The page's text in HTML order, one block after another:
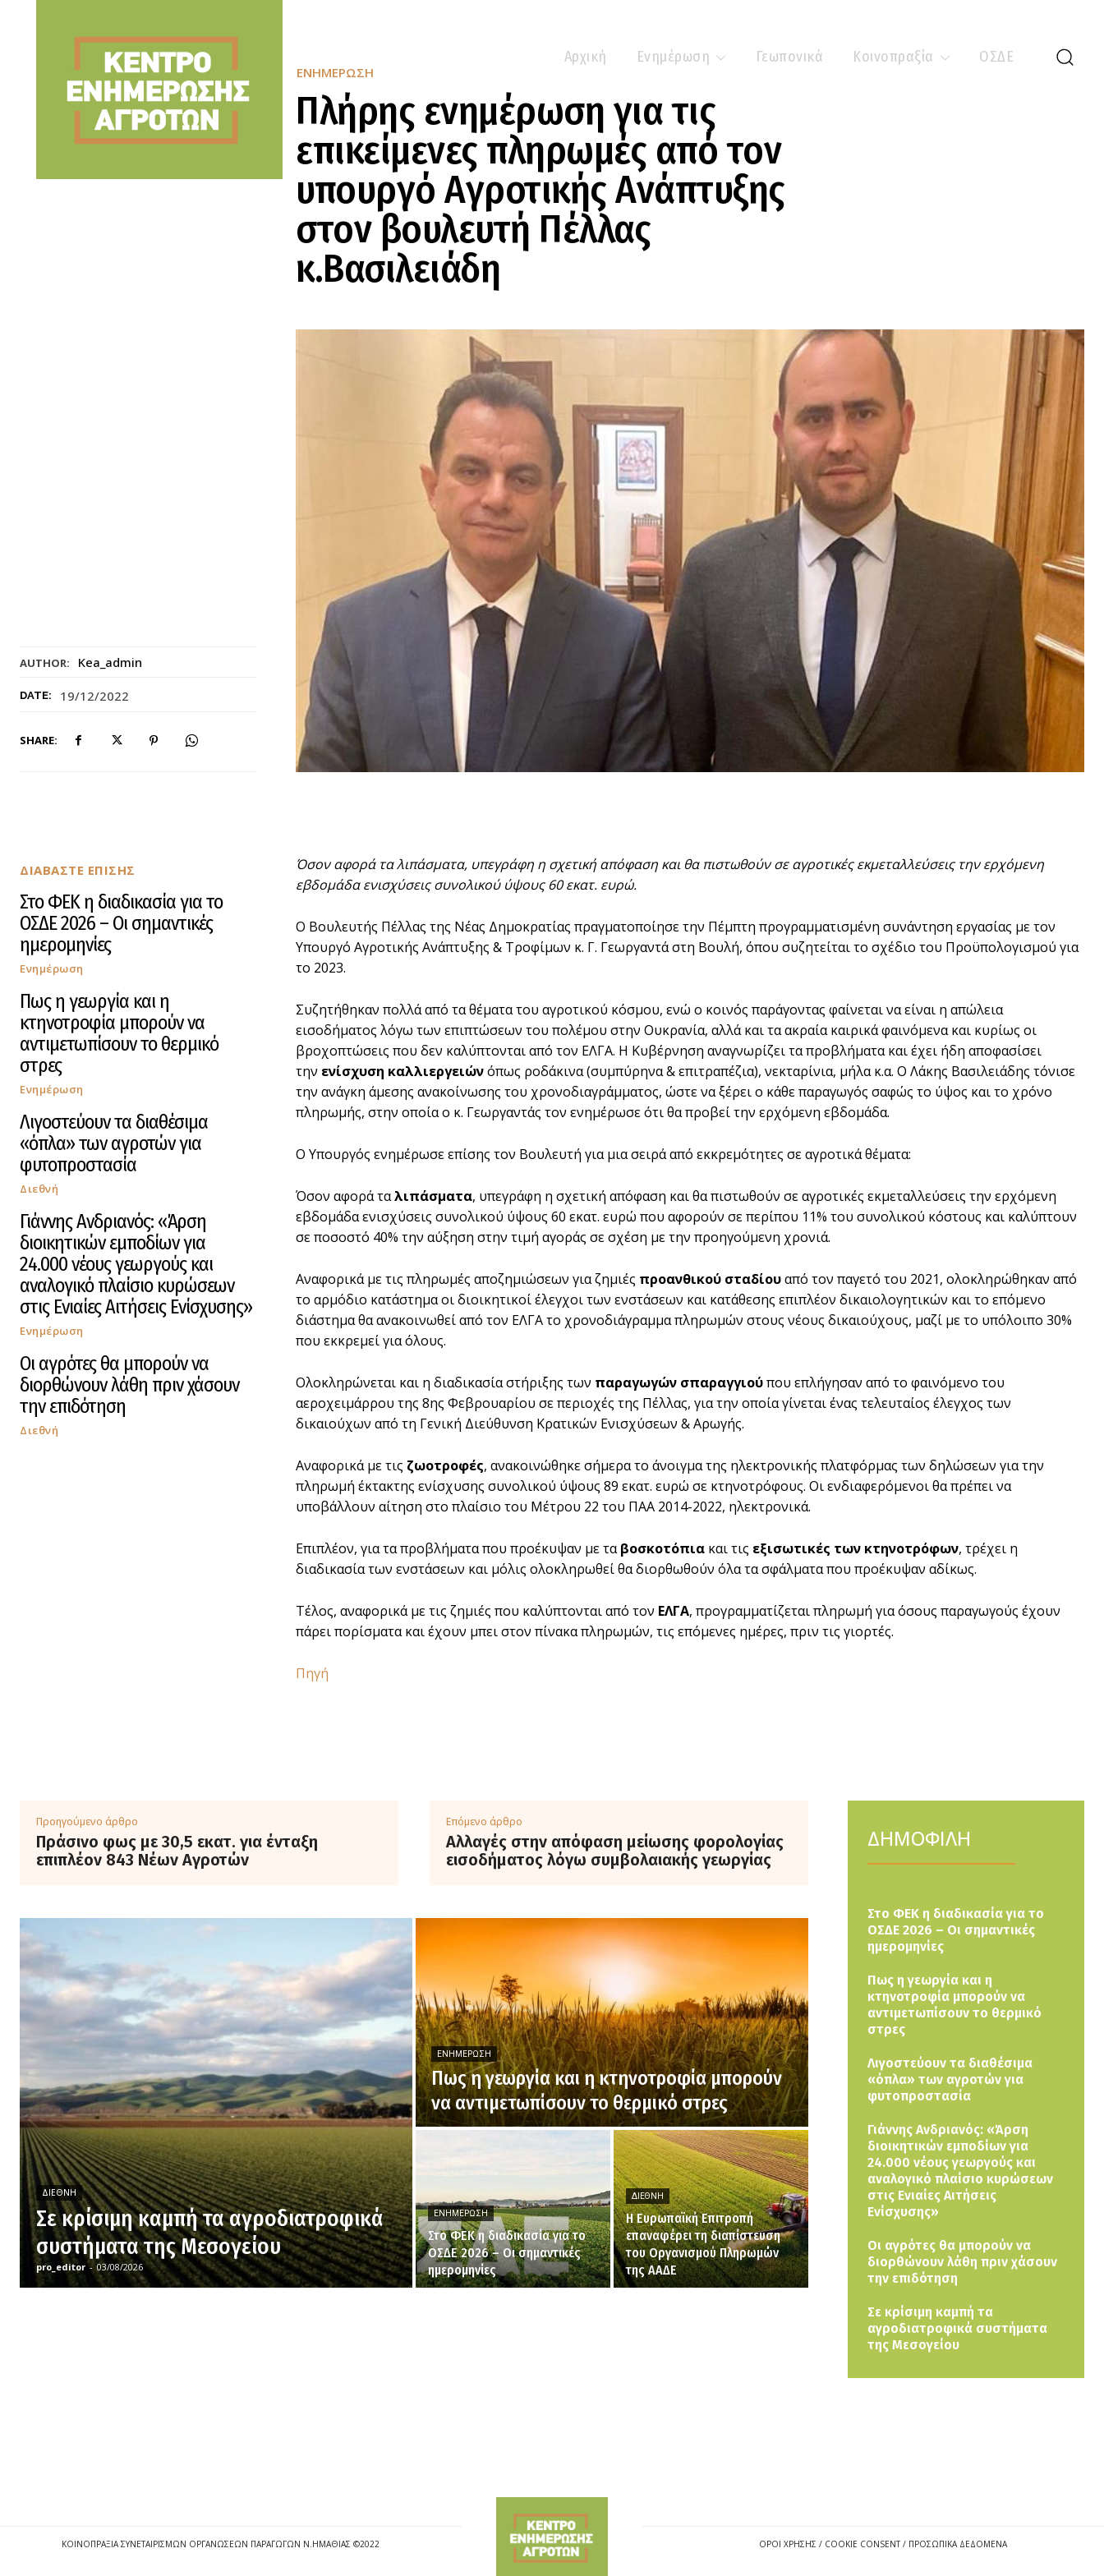
Αρχική Ενημέρωση Γεωπονικά Κοινοπραξία ΟΣΔΕ
AUTHOR: Kea_admin
DATE: 19/12/2022
SHARE:
ΕΝΗΜΈΡΩΣΗ
Πλήρης ενημέρωση για τις
επικείμενες πληρωμές από τον
υπουργό Αγροτικής Ανάπτυξης
στον βουλευτή Πέλλας
κ.Βασιλειάδη
ΔΙΑΒΑΣΤΕ ΕΠΙΣΗΣ
Στο ΦΕΚ η διαδικασία για το
ΟΣΔΕ 2026 – Οι σημαντικές
ημερομηνίες
Ενημέρωση
Πως η γεωργία και η
κτηνοτροφία μπορούν να
αντιμετωπίσουν το θερμικό
στρες
Ενημέρωση
Λιγοστεύουν τα διαθέσιμα
«όπλα» των αγροτών για
φυτοπροστασία
Διεθνή
Γιάννης Ανδριανός: «Άρση
διοικητικών εμποδίων για
24.000 νέους γεωργούς και
αναλογικό πλαίσιο κυρώσεων
στις Ενιαίες Αιτήσεις Ενίσχυσης»
Ενημέρωση
Οι αγρότες θα μπορούν να
διορθώνουν λάθη πριν χάσουν
την επιδότηση
Διεθνή
Όσον αφορά τα λιπάσματα, υπεγράφη η σχετική απόφαση και θα πιστωθούν σε αγροτικές εκμεταλλεύσεις την ερχόμενη
εβδομάδα ενισχύσεις συνολικού ύψους 60 εκατ. ευρώ.
Ο Βουλευτής Πέλλας της Nέας Δημοκρατίας πραγματοποίησε την Πέμπτη προγραμματισμένη συνάντηση εργασίας με τον
Υπουργό Αγροτικής Ανάπτυξης & Τροφίμων κ. Γ. Γεωργαντά στη Βουλή, όπου συζητείται το σχέδιο του Προϋπολογισμού για
το 2023.
Συζητήθηκαν πολλά από τα θέματα του αγροτικού κόσμου, ενώ ο κοινός παράγοντας φαίνεται να είναι η απώλεια
εισοδήματος λόγω των επιπτώσεων του πολέμου στην Ουκρανία, αλλά και τα ακραία καιρικά φαινόμενα και κυρίως οι
βροχοπτώσεις που δεν καλύπτονται από τον ΕΛΓΑ. Η Κυβέρνηση αναγνωρίζει τα προβλήματα και έχει ήδη αποφασίσει
την ενίσχυση καλλιεργειώνόπως ροδάκινα (συμπύρηνα & επιτραπέζια), νεκταρίνια, μήλα κ.α. Ο Λάκης Βασιλειάδης τόνισε
την ανάγκη άμεσης ανακοίνωσης του χρονοδιαγράμματος, ώστε να ξέρει ο κάθε παραγωγός σαφώς το ύψος και το χρόνο
πληρωμής, στην οποία ο κ. Γεωργαντάς τον ενημέρωσε ότι θα προβεί την ερχόμενη εβδομάδα.
Ο Υπουργός ενημέρωσε επίσης τον Βουλευτή για μια σειρά από εκκρεμότητες σε αγροτικά θέματα:
Όσον αφορά ταλιπάσματα, υπεγράφη η σχετική απόφαση και θα πιστωθούν σε αγροτικές εκμεταλλεύσεις την ερχόμενη
εβδομάδα ενισχύσεις συνολικού ύψους 60 εκατ. ευρώ που αφορούν σε περίπου 11% του συνολικού κόστους και καλύπτουν
σε ποσοστό 40% την αύξηση στην τιμή αγοράς σε σχέση με την προηγούμενη χρονιά.
Αναφορικά με τις πληρωμές αποζημιώσεων για ζημιές προανθικού σταδίουαπό τον παγετό του 2021, ολοκληρώθηκαν από
το αρμόδιο κατάστημα οι διοικητικοί έλεγχοι των ενστάσεων και κατάθεσης επιπλέον δικαιολογητικών και το επόμενο
διάστημα θα ανακοινωθεί από τον ΕΛΓΑ το χρονοδιάγραμμα πληρωμών στους νέους δικαιούχους, μαζί με το υπόλοιπο 30%
που εκκρεμεί για όλους.
Ολοκληρώνεται και η διαδικασία στήριξης των παραγωγών σπαραγγιούπου επλήγησαν από το φαινόμενο του
αεροχειμάρρου της 8ης Φεβρουαρίου σε περιοχές της Πέλλας, για την οποία γίνεται ένας τελευταίος έλεγχος των
δικαιούχων από τη Γενική Διεύθυνση Κρατικών Ενισχύσεων & Αρωγής.
Αναφορικά με τις ζωοτροφές, ανακοινώθηκε σήμερα το άνοιγμα της ηλεκτρονικής πλατφόρμας των δηλώσεων για την
πληρωμή έκτακτης ενίσχυσης συνολικού ύψους 89 εκατ. ευρώ σε κτηνοτρόφους. Οι ενδιαφερόμενοι θα πρέπει να
υποβάλλουν αίτηση στο πλαίσιο του Μέτρου 22 του ΠΑΑ 2014-2022, ηλεκτρονικά.
Επιπλέον, για τα προβλήματα που προέκυψαν με ταβοσκοτόπια και τις εξισωτικές των κτηνοτρόφων, τρέχει η
διαδικασία των ενστάσεων και μόλις ολοκληρωθεί θα διορθωθούν όλα τα σφάλματα που προέκυψαν αδίκως.
Τέλος, αναφορικά με τις ζημιές που καλύπτονται από τον ΕΛΓΑ, προγραμματίζεται πληρωμή για όσους παραγωγούς έχουν
πάρει πορίσματα και έχουν μπει στον πίνακα πληρωμών, τις επόμενες ημέρες, πριν τις γιορτές.
Πηγή
Προηγούμενο άρθρο
Πράσινο φως με 30,5 εκατ. για ένταξη
επιπλέον 843 Νέων Αγροτών
Επόμενο άρθρο
Αλλαγές στην απόφαση μείωσης φορολογίας
εισοδήματος λόγω συμβολαιακής γεωργίας
ΔΙΕΘΝΉ
Σε κρίσιμη καμπή τα αγροδιατροφικά
συστήματα της Μεσογείου
pro_editor - 03/08/2026
ΕΝΗΜΈΡΩΣΗ
Πως η γεωργία και η κτηνοτροφία μπορούν
να αντιμετωπίσουν το θερμικό στρες
ΕΝΗΜΈΡΩΣΗ
Στο ΦΕΚ η διαδικασία για το
ΟΣΔΕ 2026 – Οι σημαντικές
ημερομηνίες
ΔΙΕΘΝΉ
H Ευρωπαϊκή Επιτροπή
επαναφέρει τη διαπίστευση
του Οργανισμού Πληρωμών
της ΑΑΔΕ
ΔΗΜΟΦΙΛΗ
Στο ΦΕΚ η διαδικασία για το
ΟΣΔΕ 2026 – Οι σημαντικές
ημερομηνίες
Πως η γεωργία και η
κτηνοτροφία μπορούν να
αντιμετωπίσουν το θερμικό
στρες
Λιγοστεύουν τα διαθέσιμα
«όπλα» των αγροτών για
φυτοπροστασία
Γιάννης Ανδριανός: «Άρση
διοικητικών εμποδίων για
24.000 νέους γεωργούς και
αναλογικό πλαίσιο κυρώσεων
στις Ενιαίες Αιτήσεις
Ενίσχυσης»
Οι αγρότες θα μπορούν να
διορθώνουν λάθη πριν χάσουν
την επιδότηση
Σε κρίσιμη καμπή τα
αγροδιατροφικά συστήματα
της Μεσογείου
ΚΟΙΝΟΠΡΑΞΙΑ ΣΥΝΕΤΑΙΡΙΣΜΩΝ ΟΡΓΑΝΩΣΕΩΝ ΠΑΡΑΓΩΓΩΝ Ν.ΗΜΑΘΙΑΣ ©2022 ΟΡΟΙ ΧΡΗΣΗΣ / COOKIE CONSENT / ΠΡΟΣΩΠΙΚΑ ΔΕΔΟΜΕΝΑ